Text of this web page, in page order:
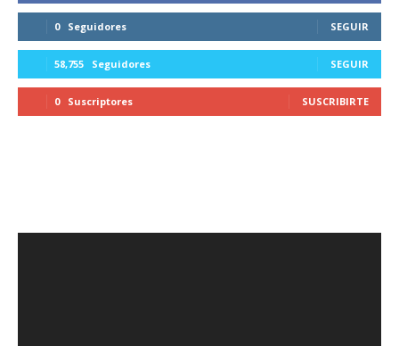
0 Seguidores SEGUIR
58,755 Seguidores SEGUIR
0 Suscriptores SUSCRIBIRTE